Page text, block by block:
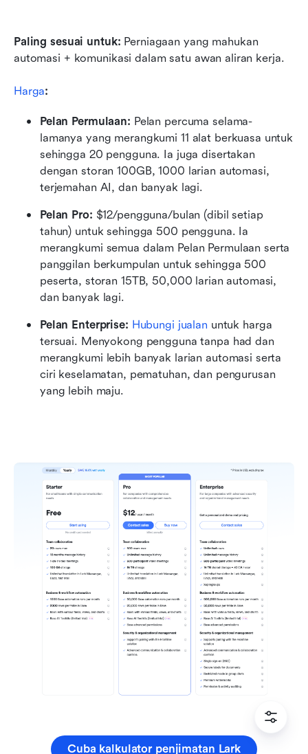
Paling sesuai untuk: Perniagaan yang mahukan
automasi + komunikasi dalam satu awan aliran kerja.
Harga:
Pelan Permulaan: Pelan percuma selama-
lamanya yang merangkumi 11 alat berkuasa untuk
sehingga 20 pengguna. Ia juga disertakan
dengan storan 100GB, 1000 larian automasi,
terjemahan AI, dan banyak lagi.
Pelan Pro: $12/pengguna/bulan (dibil setiap
tahun) untuk sehingga 500 pengguna. Ia
merangkumi semua dalam Pelan Permulaan serta
panggilan berkumpulan untuk sehingga 500
peserta, storan 15TB, 50,000 larian automasi,
dan banyak lagi.
Pelan Enterprise: Hubungi jualan untuk harga
tersuai. Menyokong pengguna tanpa had dan
merangkumi lebih banyak larian automasi serta
ciri keselamatan, pematuhan, dan pengurusan
yang lebih maju.
Cuba kalkulator penjimatan Lark